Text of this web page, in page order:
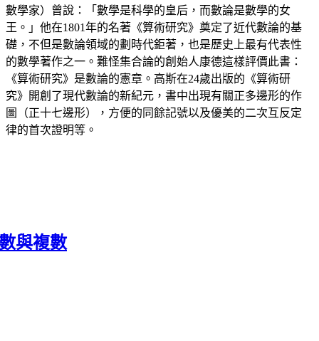
數學家）曾說：「數學是科學的皇后，而數論是數學的女
王。」他在1801年的名著《算術研究》奠定了近代數論的基
礎，不但是數論領域的劃時代鉅著，也是歷史上最有代表性
的數學著作之一。難怪集合論的創始人康德這樣評價此書：
《算術研究》是數論的憲章。高斯在24歲出版的《算術研
究》開創了現代數論的新紀元，書中出現有關正多邊形的作
圖（正十七邊形），方便的同餘記號以及優美的二次互反定
律的首次證明等。
與複數